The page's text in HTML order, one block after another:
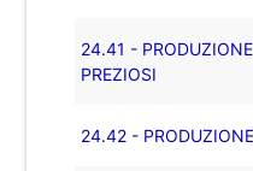
24.41 -
PREZIOSI
24.42 -